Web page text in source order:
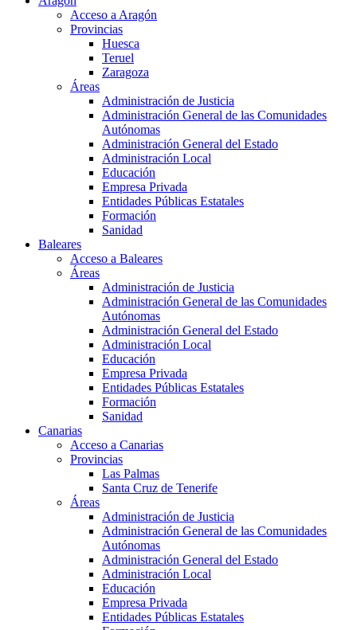
Acceso a Aragón
Provincias
Huesca
Teruel
Zaragoza
Áreas
Administración de Justicia
Administración General de las Comunidades
Autónomas
Administración General del Estado
Administración Local
Educación
Empresa Privada
Entidades Públicas Estatales
Formación
Sanidad
Baleares
Acceso a Baleares
Áreas
Administración de Justicia
Administración General de las Comunidades
Autónomas
Administración General del Estado
Administración Local
Educación
Empresa Privada
Entidades Públicas Estatales
Formación
Sanidad
Canarias
Acceso a Canarias
Provincias
Las Palmas
Santa Cruz de Tenerife
Áreas
Administración de Justicia
Administración General de las Comunidades
Autónomas
Administración General del Estado
Administración Local
Educación
Empresa Privada
Entidades Públicas Estatales